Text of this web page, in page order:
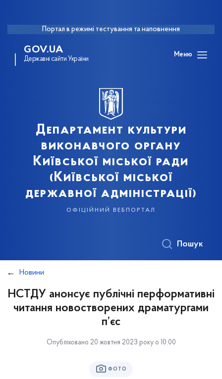
Портал в режимі тестування та наповнення
GOV.UA
Державні сайти України
Меню
Департамент культури
виконавчого органу
Київської міської ради
(Київської міської
державної адміністрації)
офіційний вебпортал
Пошук
Новини
НСТДУ анонсує публічні перформативні
читання новостворених драматургами
п’єс
Опубліковано 20 жовтня 2023 року о 10:00
ФОТО